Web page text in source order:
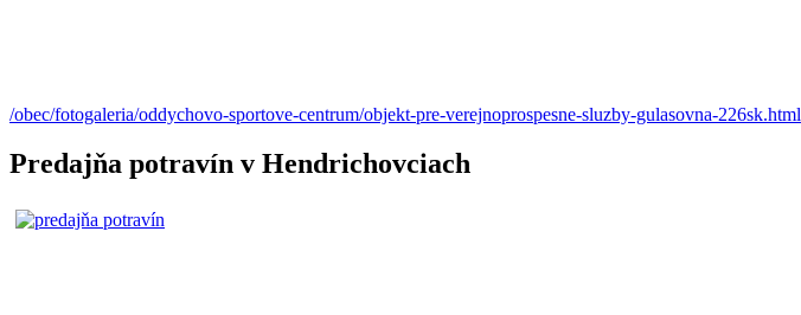
/obec/fotogaleria/oddychovo-sportove-centrum/objekt-pre-verejnoprospesne-sluzby-gulasovna-226sk.html
Predajňa potravín v Hendrichovciach